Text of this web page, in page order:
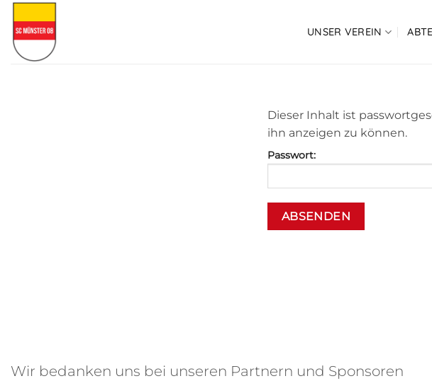
Zum
Inhalt
springen
UNSER VEREIN
Dieser Inhalt ist
ihn anzeigen zu können.
Passwort:
Wir bedanken uns bei unseren Partnern und Sponsoren